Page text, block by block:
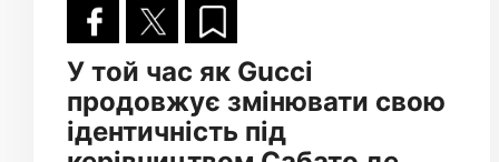
У той час як Gucci
продовжує змінювати свою
ідентичність під